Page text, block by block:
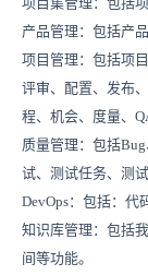
产品管理：包括产
项目管理：包括项
评审、配置、发布
程、机会、度量、
质量管理：包括
试、测试任务、测
DevOps：包括：代
知识库管理：包括
间等功能。